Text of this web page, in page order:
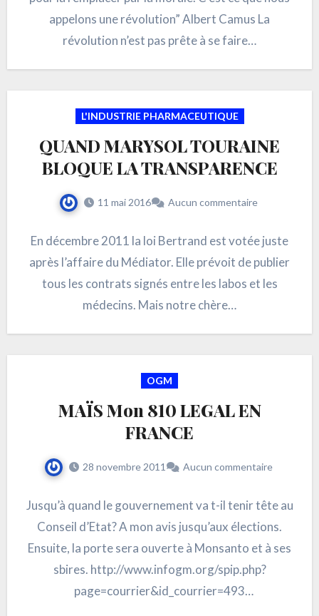
appelons une révolution” Albert Camus La
révolution n’est pas prête à se faire…
L'INDUSTRIE PHARMACEUTIQUE
QUAND MARYSOL TOURAINE
BLOQUE LA TRANSPARENCE
11 mai 2016 Aucun commentaire
En décembre 2011 la loi Bertrand est votée juste
après l’affaire du Médiator. Elle prévoit de publier
tous les contrats signés entre les labos et les
médecins. Mais notre chère…
OGM
MAÏS Mon 810 LEGAL EN
FRANCE
28 novembre 2011 Aucun commentaire
Jusqu’à quand le gouvernement va t-il tenir tête au
Conseil d’Etat? A mon avis jusqu’aux élections.
Ensuite, la porte sera ouverte à Monsanto et à ses
sbires. http://www.infogm.org/spip.php?
page=courrier&id_courrier=493